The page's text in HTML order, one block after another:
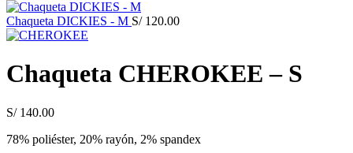
Chaqueta DICKIES - M S/120.00
Chaqueta CHEROKEE – S
S/140.00
78% poliéster, 20% rayón, 2% spandex